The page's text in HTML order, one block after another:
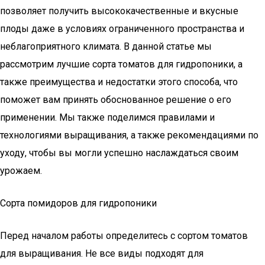
позволяет получить высококачественные и вкусные
плоды даже в условиях ограниченного пространства и
неблагоприятного климата. В данной статье мы
рассмотрим лучшие сорта томатов для гидропоники, а
также преимущества и недостатки этого способа, что
поможет вам принять обоснованное решение о его
применении. Мы также поделимся правилами и
технологиями выращивания, а также рекомендациями по
уходу, чтобы вы могли успешно наслаждаться своим
урожаем.
Сорта помидоров для гидропоники
Перед началом работы определитесь с сортом томатов
для выращивания. Не все виды подходят для